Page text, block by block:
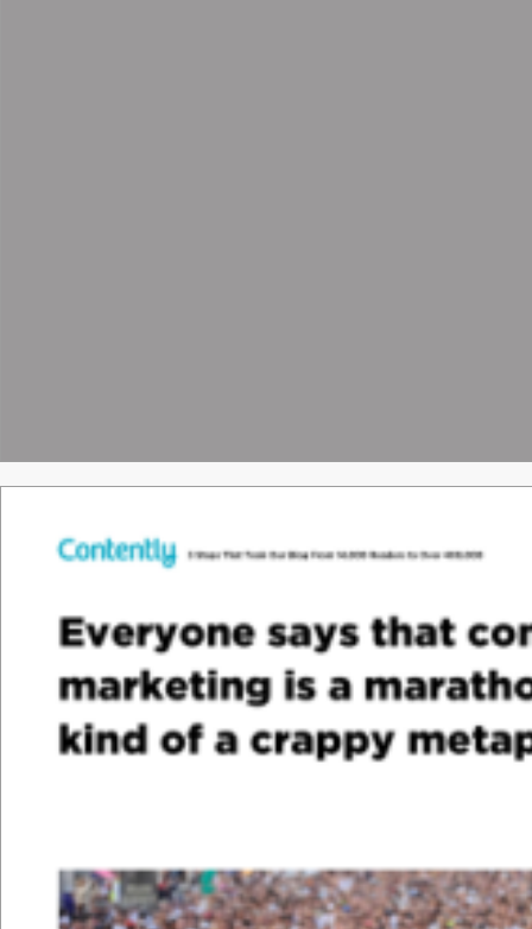
Thank &you.